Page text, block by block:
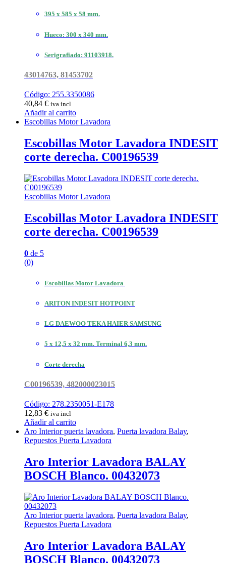
395 x 585 x 58 mm.
Hueco: 300 x 340 mm.
Serigrafiado: 91103918.
43014763, 81453702
Código: 255.3350086
40,84 € iva incl
Añadir al carrito
Escobillas Motor Lavadora
Escobillas Motor Lavadora INDESIT
corte derecha. C00196539
Escobillas Motor Lavadora
Escobillas Motor Lavadora INDESIT
corte derecha. C00196539
0 de 5
(0)
Escobillas Motor Lavadora
ARITON INDESIT HOTPOINT
LG DAEWOO TEKA HAIER SAMSUNG
5 x 12,5 x 32 mm. Terminal 6,3 mm.
Corte derecha
C00196539, 482000023015
Código: 278.2350051-E178
12,83 € iva incl
Añadir al carrito
Aro Interior puerta lavadora, Puerta lavadora Balay,
Repuestos Puerta Lavadora
Aro Interior Lavadora BALAY
BOSCH Blanco. 00432073
Aro Interior puerta lavadora, Puerta lavadora Balay,
Repuestos Puerta Lavadora
Aro Interior Lavadora BALAY
BOSCH Blanco. 00432073